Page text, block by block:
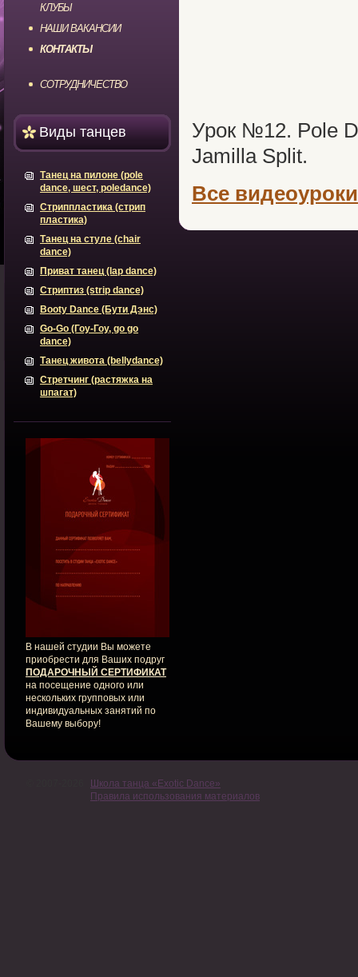
КЛУБЫ
НАШИ ВАКАНСИИ
КОНТАКТЫ
СОТРУДНИЧЕСТВО
Виды танцев
Танец на пилоне (pole
dance, шест, poledance)
Стриппластика (стрип
пластика)
Танец на стуле (chair
dance)
Приват танец (lap dance)
Стриптиз (strip dance)
Booty Dance (Бути Дэнс)
Go-Go (Гоу-Гоу, go go
dance)
Танец живота (bellydance)
Стретчинг (растяжка на
шпагат)
В нашей студии Вы можете
приобрести для Ваших подруг
ПОДАРОЧНЫЙ СЕРТИФИКАТ
на посещение одного или
нескольких групповых или
индивидуальных занятий по
Вашему выбору!
Урок №12. Pole
Jamilla Split.
Все
Школа танца «Exotic Dance»
Правила использования материалов